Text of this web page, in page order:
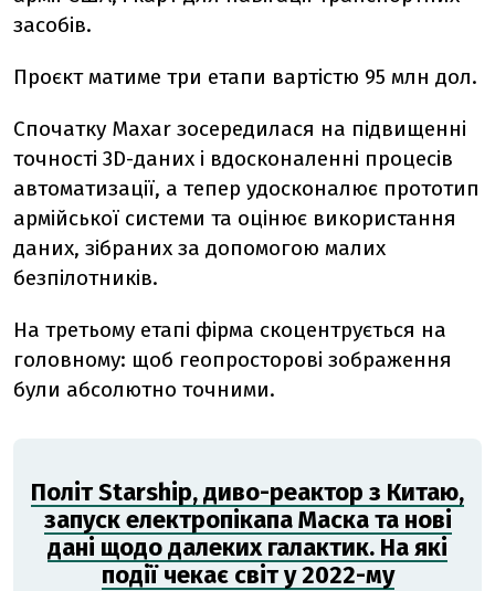
засобів.
Проєкт матиме три етапи вартістю 95 млн дол.
Спочатку Maxar зосередилася на підвищенні
точності 3D-даних і вдосконаленні процесів
автоматизації, а тепер удосконалює прототип
армійської системи та оцінює використання
даних, зібраних за допомогою малих
безпілотників.
На третьому етапі фірма скоцентрується на
головному: щоб геопросторові зображення
були абсолютно точними.
Політ Starship, диво-реактор з Китаю,
запуск електропікапа Маска та нові
дані щодо далеких галактик. На які
події чекає світ у 2022-му